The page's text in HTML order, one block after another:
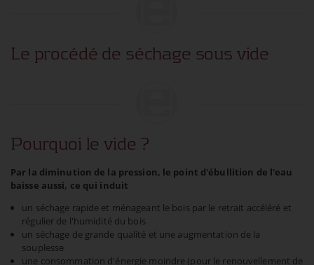
Le procédé de séchage sous vide
Pourquoi le vide ?
Par la diminution de la pression, le point d'ébullition de l'eau
baisse aussi, ce qui induit
un séchage rapide et ménageant le bois par le retrait accéléré et
régulier de l'humidité du bois
un séchage de grande qualité et une augmentation de la
souplesse
une consommation d'énergie moindre (pour le renouvellement de